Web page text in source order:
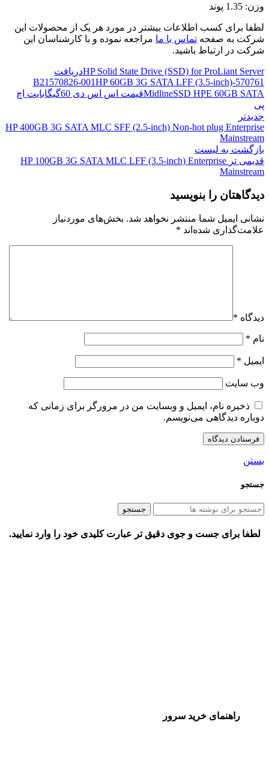
وزن: 1.35 پوند
لطفا برای کسب اطلاعات بیشتر در مورد هر یک از محصولات این
شرکت به صفحه تماس با ما مراجعه نموده و با کارشناسان این
شرکت در ارتباط باشید.
HP Solid State Drive (SSD) for ProLiant Serverدریافت
570761-B21
570826-001HP 60GB 3G SATA LFF (3.5-inch)
MidlineSSD HPE 60GB SATA
قیمت اس اس دی 60گیگابایت اچ
پی
جدیدتر
HP 400GB 3G SATA MLC SFF (2.5-inch) Non-hot plug Enterprise
Mainstream
بازگشت به لیست
قدیمی تر HP 100GB 3G SATA MLC LFF (3.5-inch) Enterprise
Mainstream
دیدگاهتان را بنویسید
نشانی ایمیل شما منتشر نخواهد شد. بخش‌های موردنیاز
علامت‌گذاری شده‌اند *
دیدگاه *
نام *
ایمیل *
وب‌ سایت
ذخیره نام، ایمیل و وبسایت من در مرورگر برای زمانی که
دوباره دیدگاهی می‌نویسم.
بستن
جستجو
جستجو
لطفا برای جست و جوی دقیق تر عبارت کلیدی خود را وارد نمایید.
راهنمای خرید سرور